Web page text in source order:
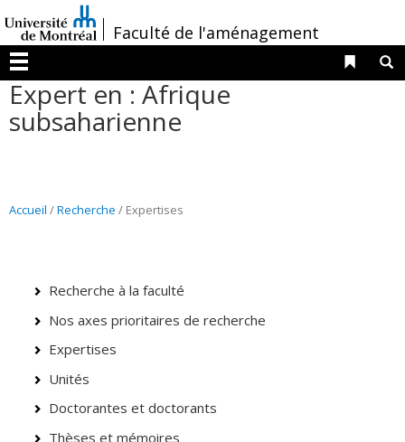
au
contenu
/Faculté de l'aménagement
Menu
Liens
Expert en : Afrique
subsaharienne
Accueil /Recherche / Expertises
Recherche à la faculté
Nos axes prioritaires de recherche
Expertises
Unités
Doctorantes et doctorants
Thèses et mémoires